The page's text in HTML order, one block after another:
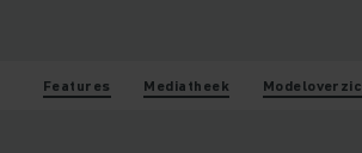
Features Mediatheek